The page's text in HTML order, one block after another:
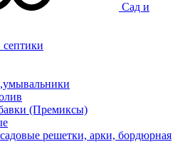
Сад и
(Премиксы)
решетки, арки, бордюрная